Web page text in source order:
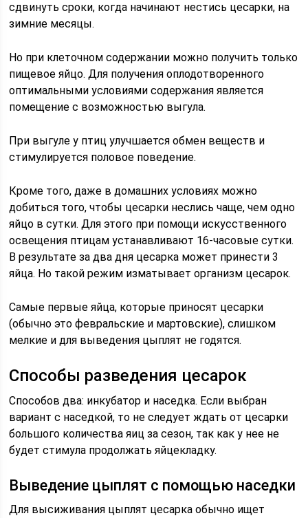
сдвинуть сроки, когда начинают нестись цесарки, на
зимние месяцы.
Но при клеточном содержании можно получить только
пищевое яйцо. Для получения оплодотворенного
оптимальными условиями содержания является
помещение с возможностью выгула.
При выгуле у птиц улучшается обмен веществ и
стимулируется половое поведение.
Кроме того, даже в домашних условиях можно
добиться того, чтобы цесарки неслись чаще, чем одно
яйцо в сутки. Для этого при помощи искусственного
освещения птицам устанавливают 16-часовые сутки.
В результате за два дня цесарка может принести 3
яйца. Но такой режим изматывает организм цесарок.
Самые первые яйца, которые приносят цесарки
(обычно это февральские и мартовские), слишком
мелкие и для выведения цыплят не годятся.
Способы разведения цесарок
Способов два: инкубатор и наседка. Если выбран
вариант с наседкой, то не следует ждать от цесарки
большого количества яиц за сезон, так как у нее не
будет стимула продолжать яйцекладку.
Выведение цыплят с помощью наседки
Для высиживания цыплят цесарка обычно ищет